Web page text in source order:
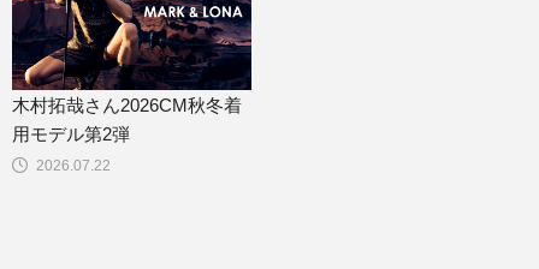
2026.07.22
木村拓哉さん2026CM秋冬着
用モデル第2弾